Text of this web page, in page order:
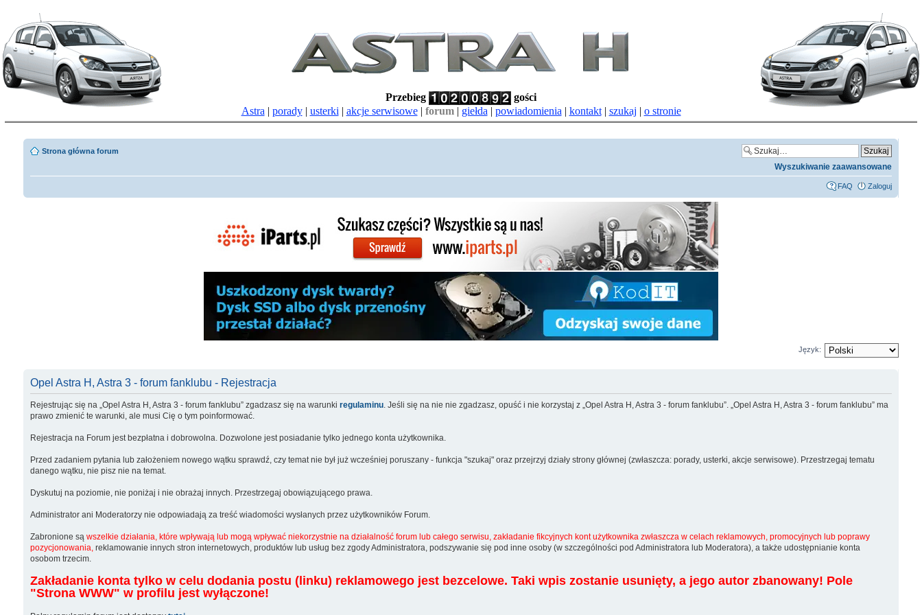
Przebieg
gości
Astra | porady| usterki | akcje serwisowe| forum| giełda | powiadomienia | kontakt| szukaj | o stronie
Strona główna forum
Wyszukiwanie zaawansowane
FAQ Zaloguj
Język:
Opel Astra H, Astra 3 - forum fanklubu - Rejestracja
Rejestrując się na „Opel Astra H, Astra 3 - forum fanklubu” zgadzasz się na warunki regulaminu. Jeśli się na nie nie zgadzasz, opuść i nie korzystaj z „Opel Astra H, Astra 3 - forum fanklubu”. „Opel Astra H, Astra 3 - forum fanklubu” ma
prawo zmienić te warunki, ale musi Cię o tym poinformować.
Rejestracja na Forum jest bezpłatna i dobrowolna. Dozwolone jest posiadanie tylko jednego konta użytkownika.
Przed zadaniem pytania lub założeniem nowego wątku sprawdź, czy temat nie był już wcześniej poruszany - funkcja "szukaj" oraz przejrzyj działy strony głównej (zwłaszcza: porady, usterki, akcje serwisowe). Przestrzegaj tematu
danego wątku, nie pisz nie na temat.
Dyskutuj na poziomie, nie poniżaj i nie obrażaj innych. Przestrzegaj obowiązującego prawa.
Administrator ani Moderatorzy nie odpowiadają za treść wiadomości wysłanych przez użytkowników Forum.
Zabronione są wszelkie działania, które wpływają lub mogą wpływać niekorzystnie na działalność forum lub całego serwisu, zakładanie fikcyjnych kont użytkownika zwłaszcza w celach reklamowych, promocyjnych lub poprawy
pozycjonowania, reklamowanie innych stron internetowych, produktów lub usług bez zgody Administratora, podszywanie się pod inne osoby (w szczególności pod Administratora lub Moderatora), a także udostępnianie konta
osobom trzecim.
Zakładanie konta tylko w celu dodania postu (linku) reklamowego jest bezcelowe. Taki wpis zostanie usunięty, a jego autor zbanowany! Pole
"Strona WWW" w profilu jest wyłączone!